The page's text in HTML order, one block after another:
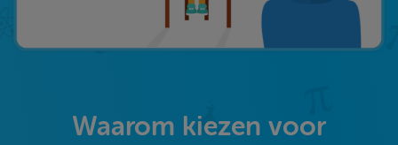
Waarom kiezen voor